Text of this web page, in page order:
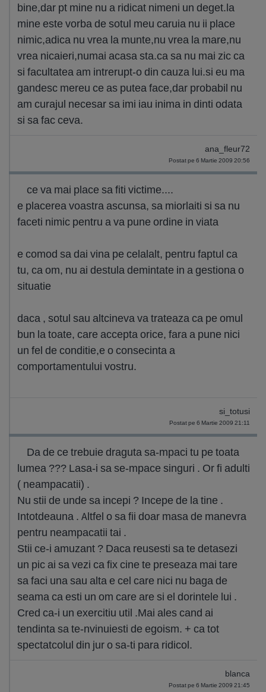
bine,dar pt mine nu a ridicat nimeni un deget.la
mine este vorba de sotul meu caruia nu ii place
nimic,adica nu vrea la munte,nu vrea la mare,nu
vrea nicaieri,numai acasa sta.ca sa nu mai zic ca
si facultatea am intrerupt-o din cauza lui.si eu ma
gandesc mereu ce as putea face,dar probabil nu
am curajul necesar sa imi iau inima in dinti odata
si sa fac ceva.
ana_fleur72
Postat pe 6 Martie 2009 20:56
ce va mai place sa fiti victime....
e placerea voastra ascunsa, sa miorlaiti si sa nu
faceti nimic pentru a va pune ordine in viata
e comod sa dai vina pe celalalt, pentru faptul ca
tu, ca om, nu ai destula demintate in a gestiona o
situatie
daca , sotul sau altcineva va trateaza ca pe omul
bun la toate, care accepta orice, fara a pune nici
un fel de conditie,e o consecinta a
comportamentului vostru.
si_totusi
Postat pe 6 Martie 2009 21:11
Da de ce trebuie draguta sa-mpaci tu pe toata
lumea ??? Lasa-i sa se-mpace singuri . Or fi adulti
( neampacatii) .
Nu stii de unde sa incepi ? Incepe de la tine .
Intotdeauna . Altfel o sa fii doar masa de manevra
pentru neampacatii tai .
Stii ce-i amuzant ? Daca reusesti sa te detasezi
un pic ai sa vezi ca fix cine te preseaza mai tare
sa faci una sau alta e cel care nici nu baga de
seama ca esti un om care are si el dorintele lui .
Cred ca-i un exercitiu util .Mai ales cand ai
tendinta sa te-nvinuiesti de egoism. + ca tot
spectatcolul din jur o sa-ti para ridicol.
blanca
Postat pe 6 Martie 2009 21:45